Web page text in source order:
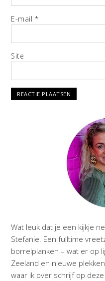
E-mail *
Site
Wat leuk dat je een kijkje
Stefanie. Een fulltime
borrelplanken – wat er op
Zeeland en nieuwe
waar ik over schrijf op